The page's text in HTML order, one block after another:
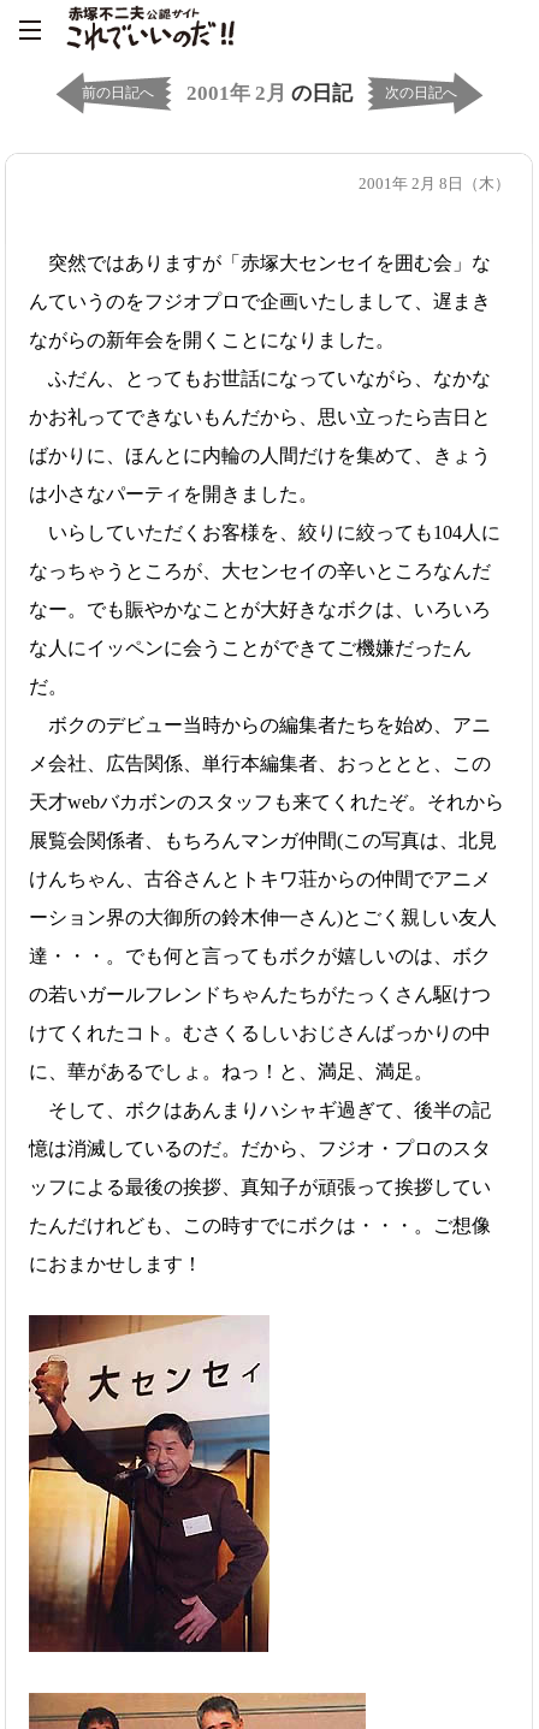
前の日記へ 2001年 2月 の日記 次の日記へ
2001年 2月 8日（木）
突然ではありますが「赤塚大センセイを囲む会」な
んていうのをフジオプロで企画いたしまして、遅まき
ながらの新年会を開くことになりました。
ふだん、とってもお世話になっていながら、なかな
かお礼ってできないもんだから、思い立ったら吉日と
ばかりに、ほんとに内輪の人間だけを集めて、きょう
は小さなパーティを開きました。
いらしていただくお客様を、絞りに絞っても104人に
なっちゃうところが、大センセイの辛いところなんだ
なー。でも賑やかなことが大好きなボクは、いろいろ
な人にイッペンに会うことができてご機嫌だったん
だ。
ボクのデビュー当時からの編集者たちを始め、アニ
メ会社、広告関係、単行本編集者、おっととと、この
天才webバカボンのスタッフも来てくれたぞ。それから
展覧会関係者、もちろんマンガ仲間(この写真は、北見
けんちゃん、古谷さんとトキワ荘からの仲間でアニメ
ーション界の大御所の鈴木伸一さん)とごく親しい友人
達・・・。でも何と言ってもボクが嬉しいのは、ボク
の若いガールフレンドちゃんたちがたっくさん駆けつ
けてくれたコト。むさくるしいおじさんばっかりの中
に、華があるでしょ。ねっ！と、満足、満足。
そして、ボクはあんまりハシャギ過ぎて、後半の記
憶は消滅しているのだ。だから、フジオ・プロのスタ
ッフによる最後の挨拶、真知子が頑張って挨拶してい
たんだけれども、この時すでにボクは・・・。ご想像
におまかせします！